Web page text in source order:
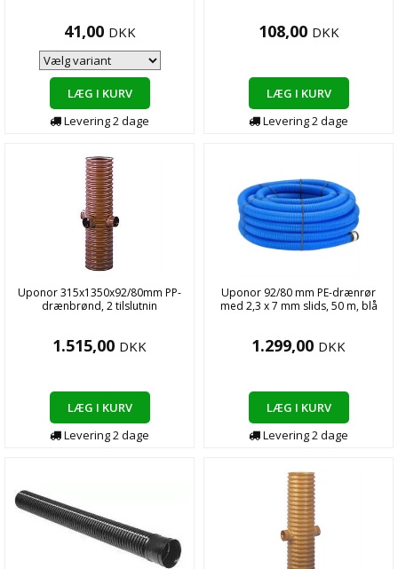
41,00 DKK
LÆG I KURV
Levering2dage
108,00 DKK
LÆG I KURV
Levering2dage
Uponor 315x1350x92/80mm PP-
drænbrønd, 2 tilslutnin
1.515,00 DKK
LÆG I KURV
Levering2dage
Uponor 92/80 mm PE-drænrør
med 2,3 x 7 mm slids, 50 m, blå
1.299,00 DKK
LÆG I KURV
Levering2dage